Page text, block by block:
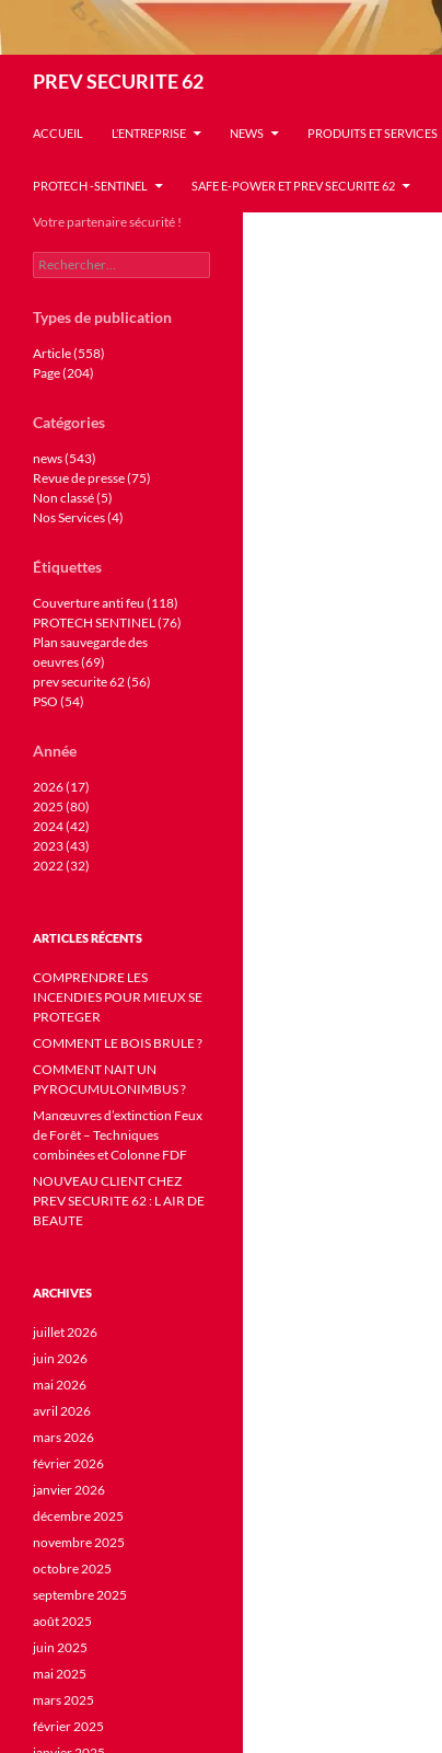
PREV SECURITE 62
ACCUEIL L’ENTREPRISE NEWS PRODUITS ET SERVICES
PROTECH -SENTINEL SAFE E-POWER ET PREV SECURITE 62
Votre partenaire sécurité !
Rechercher :
Types de publication
Article (558)
Page (204)
Catégories
news (543)
Revue de presse (75)
Non classé (5)
Nos Services (4)
Étiquettes
Couverture anti feu (118)
PROTECH SENTINEL (76)
Plan sauvegarde des
oeuvres (69)
prev securite 62 (56)
PSO (54)
Année
2026 (17)
2025 (80)
2024 (42)
2023 (43)
2022 (32)
ARTICLES RÉCENTS
COMPRENDRE LES
INCENDIES POUR MIEUX SE
PROTEGER
COMMENT LE BOIS BRULE ?
COMMENT NAIT UN
PYROCUMULONIMBUS ?
Manœuvres d’extinction Feux
de Forêt – Techniques
combinées et Colonne FDF
NOUVEAU CLIENT CHEZ
PREV SECURITE 62 : L AIR DE
BEAUTE
ARCHIVES
juillet 2026
juin 2026
mai 2026
avril 2026
mars 2026
février 2026
janvier 2026
décembre 2025
novembre 2025
octobre 2025
septembre 2025
août 2025
juin 2025
mai 2025
mars 2025
février 2025